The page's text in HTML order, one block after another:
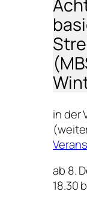
in der
ab 8.
18.30